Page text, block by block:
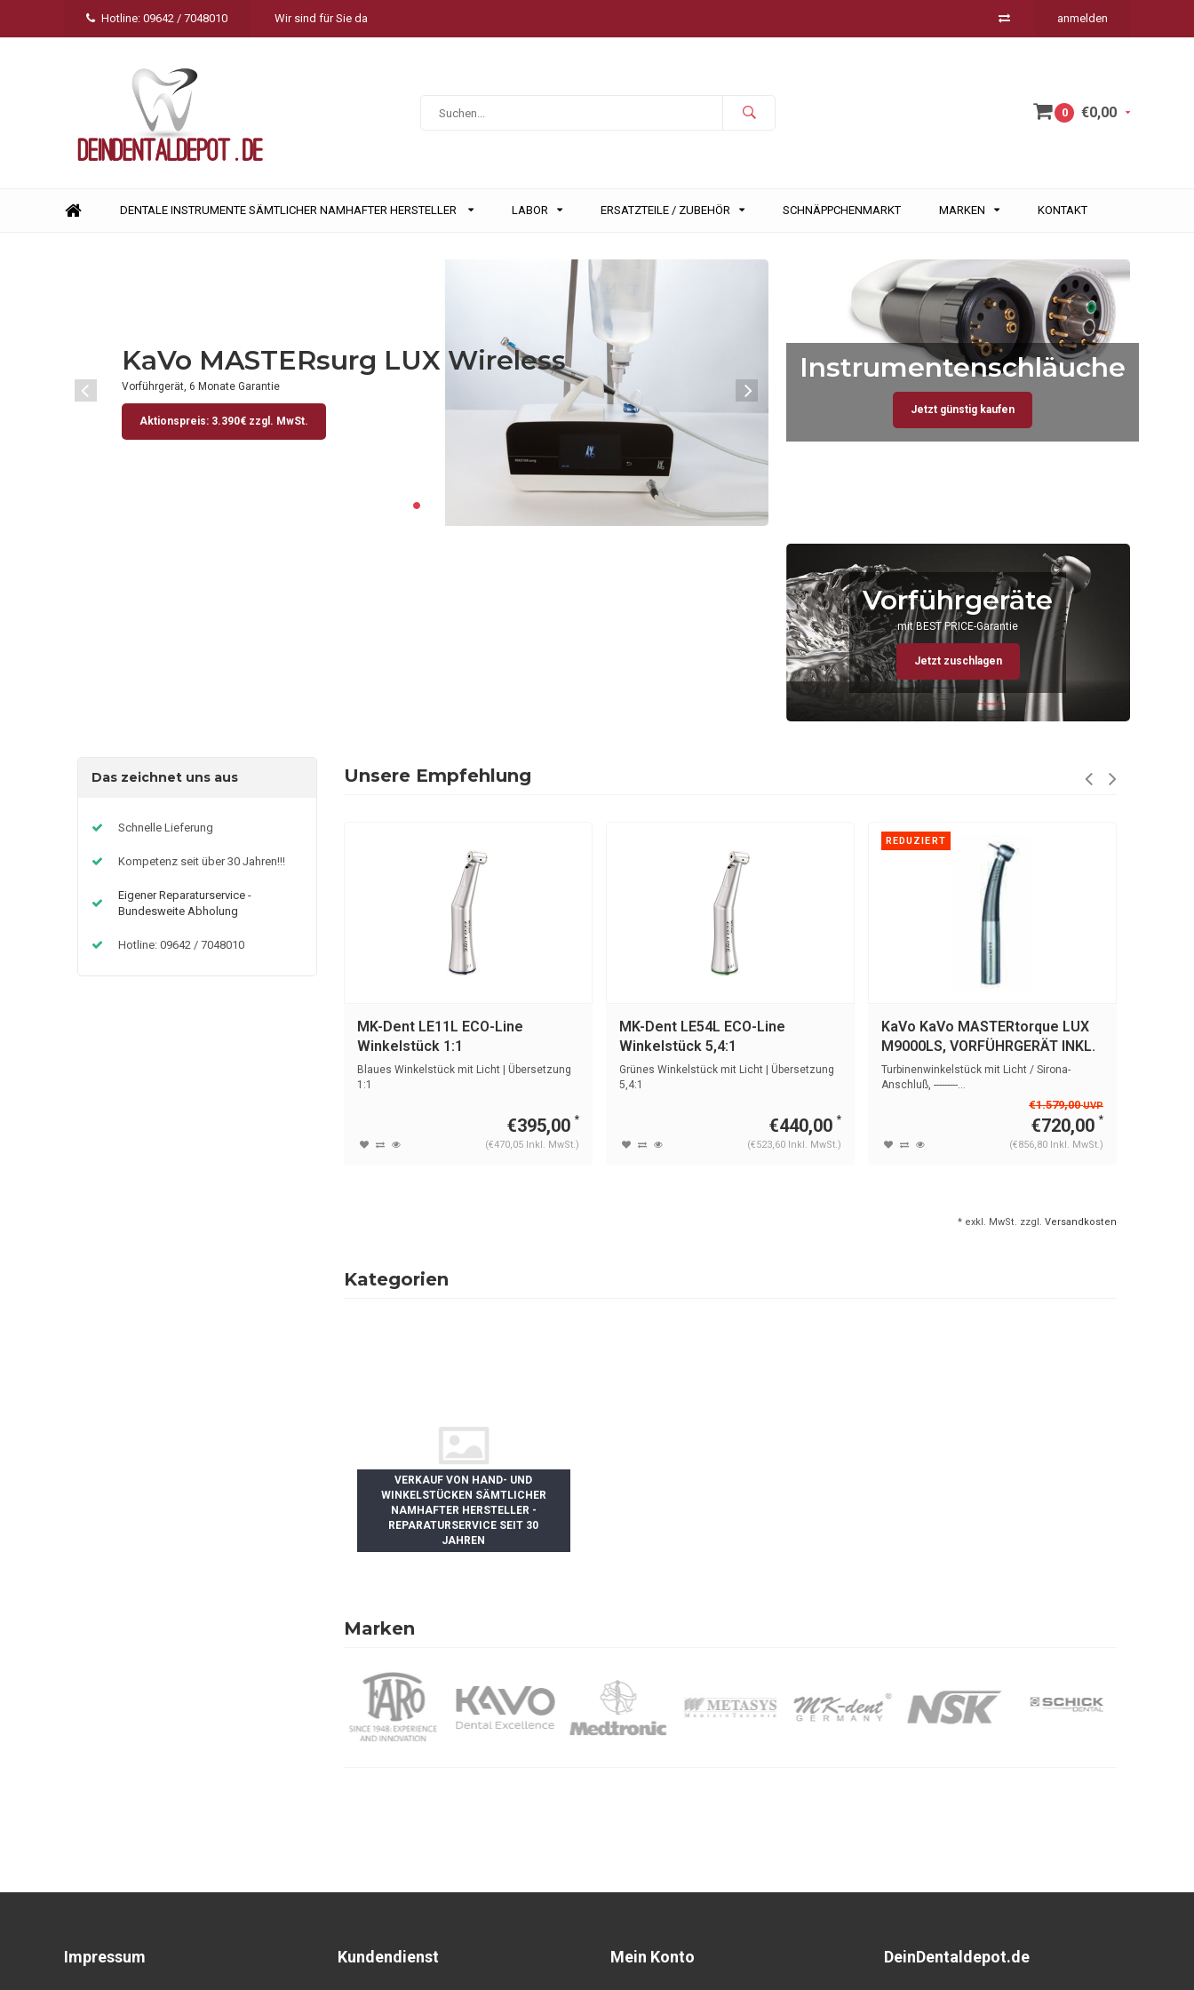
Hotline: 09642 / 7048010 Wir sind für Sie da anmelden
0 €0,00
DENTALE INSTRUMENTE SÄMTLICHER NAMHAFTER HERSTELLER LABOR ERSATZTEILE / ZUBEHÖR SCHNÄPPCHENMARKT MARKEN KONTAKT
KaVo MASTERsurg LUX Wireless
Vorführgerät, 6 Monate Garantie
Aktionspreis: 3.390€ zzgl. MwSt.
KaVo
Instrumentenschläuche
Jetzt günstig kaufen
Vorführgeräte
mit BEST PRICE-Garantie
Jetzt zuschlagen
Das zeichnet uns aus
Schnelle Lieferung
Kompetenz seit über 30 Jahren!!!
Eigener Reparaturservice -
Bundesweite Abholung
Hotline: 09642 / 7048010
Unsere Empfehlung
MK-Dent LE11L ECO-Line
Winkelstück 1:1
Blaues Winkelstück mit Licht | Übersetzung
1:1
€395,00 *
(€470,05 Inkl. MwSt.)
MK-Dent LE54L ECO-Line
Winkelstück 5,4:1
Grünes Winkelstück mit Licht | Übersetzung
5,4:1
€440,00 *
(€523,60 Inkl. MwSt.)
REDUZIERT
KaVo KaVo MASTERtorque LUX
M9000LS, VORFÜHRGERÄT INKL.
6 MONATE GARANTIE
Turbinenwinkelstück mit Licht / Sirona-
Anschluß, ---------...
€1.579,00UVP
€720,00 *
(€856,80 Inkl. MwSt.)
* exkl. MwSt. zzgl. Versandkosten
Kategorien
VERKAUF VON HAND- UND
WINKELSTÜCKEN SÄMTLICHER
NAMHAFTER HERSTELLER -
REPARATURSERVICE SEIT 30
JAHREN
Marken
Impressum Kundendienst Mein Konto DeinDentaldepot.de